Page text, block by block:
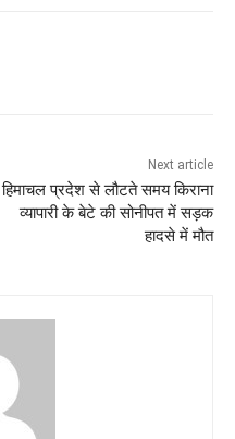
Next article
हिमाचल प्रदेश से लौटते समय किराना
व्यापारी के बेटे की सोनीपत में सड़क
हादसे में मौत